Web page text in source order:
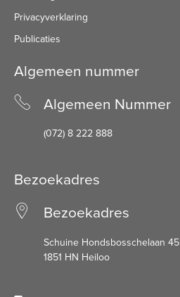
Privacyverklaring
Publicaties
Algemeen nummer
Algemeen Nummer
(072) 8 222 888
Bezoekadres
Bezoekadres
Schuine Hondsbosschelaan 45
1851 HN Heiloo